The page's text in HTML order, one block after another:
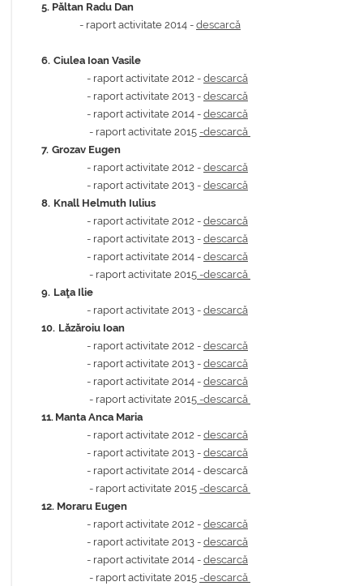
5. Păltan Radu Dan
- raport activitate 2014 - descarcă
6. Ciulea Ioan Vasile
- raport activitate 2012 - descarcă
- raport activitate 2013 - descarcă
- raport activitate 2014 - descarcă
- raport activitate 2015 -descarcă
7. Grozav Eugen
- raport activitate 2012 - descarcă
- raport activitate 2013 - descarcă
8. Knall Helmuth Iulius
- raport activitate 2012 - descarcă
- raport activitate 2013 - descarcă
- raport activitate 2014 - descarcă
- raport activitate 2015 -descarcă
9. Laţa Ilie
- raport activitate 2013 - descarcă
10. Lăzăroiu Ioan
- raport activitate 2012 - descarcă
- raport activitate 2013 - descarcă
- raport activitate 2014 - descarcă
- raport activitate 2015 -descarcă
11. Manta Anca Maria
- raport activitate 2012 - descarcă
- raport activitate 2013 - descarcă
- raport activitate 2014 - descarcă
- raport activitate 2015 -descarcă
12. Moraru Eugen
- raport activitate 2012 - descarcă
- raport activitate 2013 - descarcă
- raport activitate 2014 - descarcă
- raport activitate 2015 -descarcă